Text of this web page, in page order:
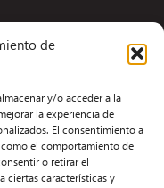
de
y/o acceder a la
la experiencia de
El consentimiento a
el comportamiento de
o retirar el
ciertas características y
«Quiere que sea
he sido»